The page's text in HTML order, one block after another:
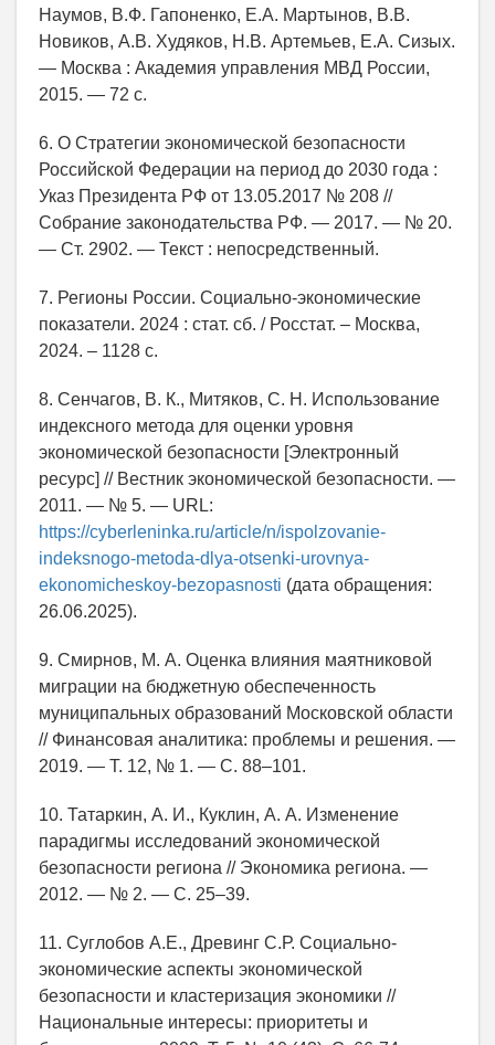
Наумов, В.Ф. Гапоненко, Е.А. Мартынов, В.В.
Новиков, А.В. Худяков, Н.В. Артемьев, Е.А. Сизых.
— Москва : Академия управления МВД России,
2015. — 72 с.
6. О Стратегии экономической безопасности
Российской Федерации на период до 2030 года :
Указ Президента РФ от 13.05.2017 № 208 //
Собрание законодательства РФ. — 2017. — № 20.
— Ст. 2902. — Текст : непосредственный.
7. Регионы России. Социально-экономические
показатели. 2024 : стат. сб. / Росстат. – Москва,
2024. – 1128 с.
8. Сенчагов, В. К., Митяков, С. Н. Использование
индексного метода для оценки уровня
экономической безопасности [Электронный
ресурс] // Вестник экономической безопасности. —
2011. — № 5. — URL:
https://cyberleninka.ru/article/n/ispolzovanie-
indeksnogo-metoda-dlya-otsenki-urovnya-
ekonomicheskoy-bezopasnosti (дата обращения:
26.06.2025).
9. Смирнов, М. А. Оценка влияния маятниковой
миграции на бюджетную обеспеченность
муниципальных образований Московской области
// Финансовая аналитика: проблемы и решения. —
2019. — Т. 12, № 1. — С. 88–101.
10. Татаркин, А. И., Куклин, А. А. Изменение
парадигмы исследований экономической
безопасности региона // Экономика региона. —
2012. — № 2. — С. 25–39.
11. Суглобов А.Е., Древинг С.Р. Социально-
экономические аспекты экономической
безопасности и кластеризация экономики //
Национальные интересы: приоритеты и